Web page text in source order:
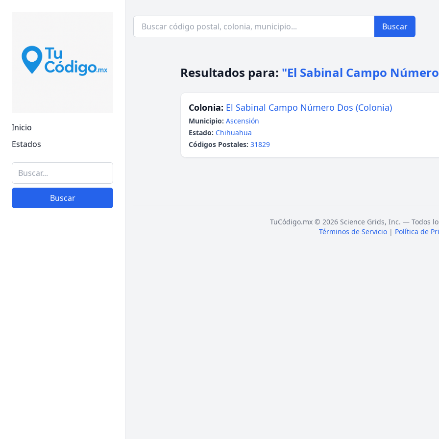
Inicio
Estados
Buscar
Buscar
Resultados para: "El Sabinal Campo
Colonia: El Sabinal Campo Número Dos (Colonia)
Municipio: Ascensión
Estado: Chihuahua
Códigos Postales: 31829
TuCódigo.mx © 2026 Science Grids, Inc. — Todos
Términos de Servicio | Política de